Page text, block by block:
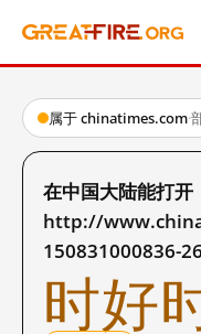
属于 chinatimes.com·
在中国大陆能打开
http://
150831000836-
时好